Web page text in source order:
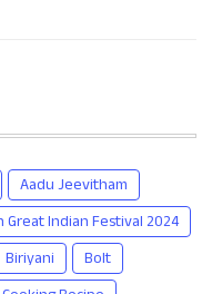
Aadu Jeevitham
Great Indian Festival 2024
Biriyani
Bolt